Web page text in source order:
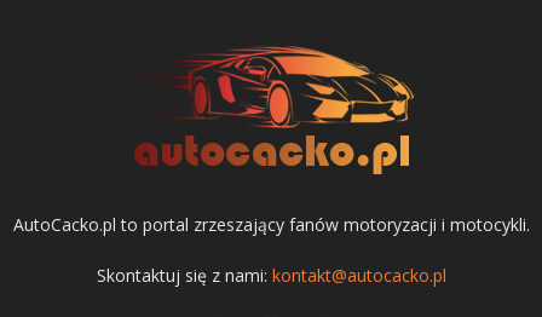
AutoCacko.pl to portal zrzeszający fanów motoryzacji i motocykli.
Skontaktuj się z nami: kontakt@autocacko.pl